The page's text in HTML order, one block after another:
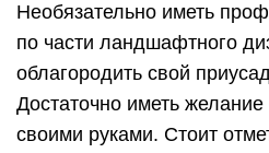
Необязательно иметь
по части ландшафтного
облагородить свой
Достаточно иметь желание
своими руками. Стоит